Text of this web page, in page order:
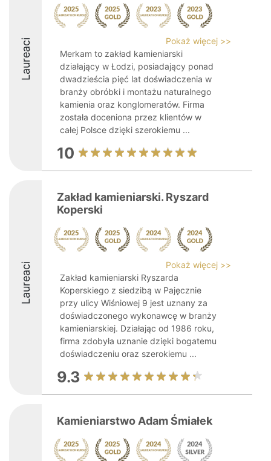
Laureaci
Pokaż więcej >>
Merkam to zakład kamieniarski
działający w Łodzi, posiadający ponad
dwadzieścia pięć lat doświadczenia w
branży obróbki i montażu naturalnego
kamienia oraz konglomeratów. Firma
została doceniona przez klientów w
całej Polsce dzięki szerokiemu ...
10
Laureaci
Zakład kamieniarski. Ryszard
Koperski
Pokaż więcej >>
Zakład kamieniarski Ryszarda
Koperskiego z siedzibą w Pajęcznie
przy ulicy Wiśniowej 9 jest uznany za
doświadczonego wykonawcę w branży
kamieniarskiej. Działając od 1986 roku,
firma zdobyła uznanie dzięki bogatemu
doświadczeniu oraz szerokiemu ...
9.3
Kamieniarstwo Adam Śmiałek